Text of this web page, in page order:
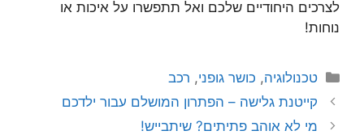
לצרכים היחודיים שלכם ואל תתפשרו על איכות או
נוחות!
קטגוריות
טכנולוגיה, כושר גופני, רכב
קייטנת גלישה – הפתרון המושלם עבור ילדכם
מי לא אוהב פתיתים? שיתבייש!